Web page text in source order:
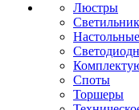
Люстры
Споты
Торшеры